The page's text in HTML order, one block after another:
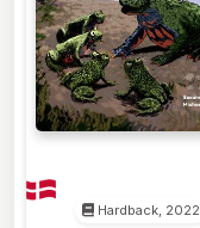
Hardback, 2022